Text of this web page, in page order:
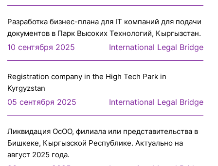
Разработка бизнес-плана для IT компаний для подачи
документов в Парк Высоких Технологий, Кыргызстан.
10 сентября 2025 International Legal Bridge
Registration company in the High Tech Park in
Kyrgyzstan
05 сентября 2025 International Legal Bridge
Ликвидация ОсОО, филиала или представительства в
Бишкеке, Кыргызской Республике. Актуально на
август 2025 года.